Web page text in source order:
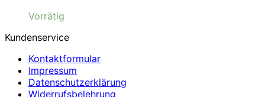
Vorrätig
Kundenservice
Kontaktformular
Impressum
Datenschutzerklärung
Widerrufsbelehrung